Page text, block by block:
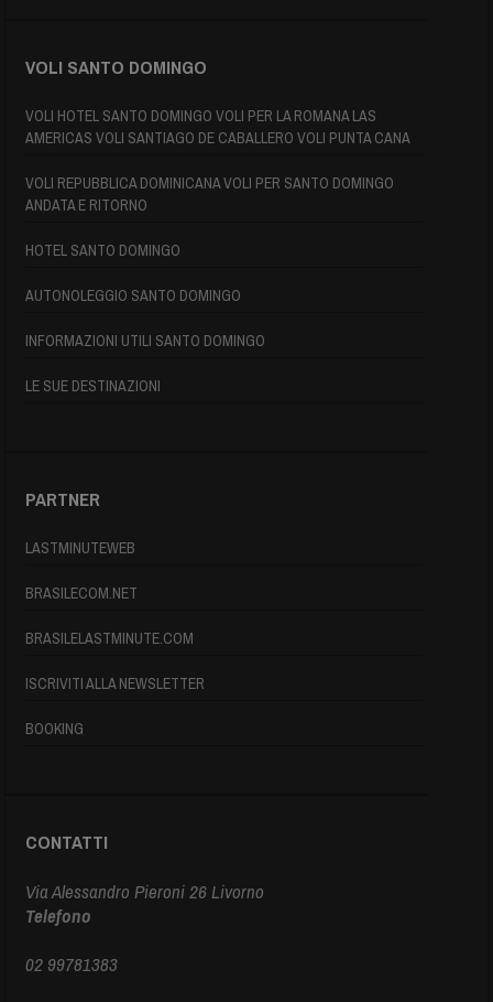
VOLI SANTO DOMINGO
VOLI HOTEL SANTO DOMINGO VOLI PER LA ROMANA LAS
AMERICAS VOLI SANTIAGO DE CABALLERO VOLI PUNTA CANA
VOLI REPUBBLICA DOMINICANA VOLI PER SANTO DOMINGO
ANDATA E RITORNO
HOTEL SANTO DOMINGO
AUTONOLEGGIO SANTO DOMINGO
INFORMAZIONI UTILI SANTO DOMINGO
LE SUE DESTINAZIONI
PARTNER
LASTMINUTEWEB
BRASILECOM.NET
BRASILELASTMINUTE.COM
ISCRIVITI ALLA NEWSLETTER
BOOKING
CONTATTI
Via Alessandro Pieroni 26 Livorno
Telefono
02 99781383